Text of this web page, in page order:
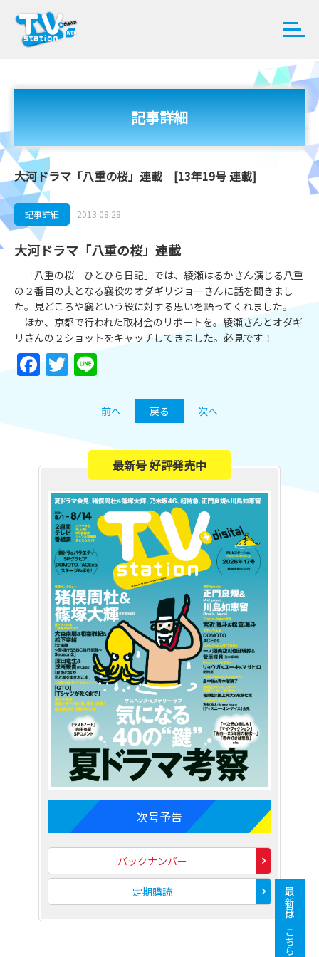
記事詳細
大河ドラマ「八重の桜」連載 [13年19号 連載]
記事詳細 2013.08.28
大河ドラマ「八重の桜」連載
「八重の桜 ひとひら日記」では、綾瀬はるかさん演じる八重
の２番目の夫となる襄役のオダギリジョーさんに話を聞きまし
た。見どころや襄という役に対する思いを語ってくれました。
ほか、京都で行われた取材会のリポートを。綾瀬さんとオダギ
リさんの２ショットをキャッチしてきました。必見です！
Facebook
Twitter
前へ 戻る 次へ
最新号 好評発売中
次号予告
バックナンバー
定期購読 最新号はこちら